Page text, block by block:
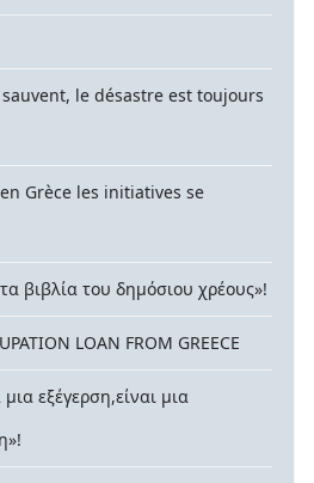
le désastre est toujours
Grèce les initiatives se
βιβλία του δημόσιου χρέους»!
LOAN FROM GREECE
εξέγερση,είναι μια